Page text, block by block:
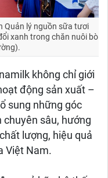
Quản lý nguồn sữa tươi
xanh trong chăn nuôi bò
không chỉ giới
động sản xuất –
sung những góc
chuyên sâu, hướng
lượng, hiệu quả
Việt Nam.